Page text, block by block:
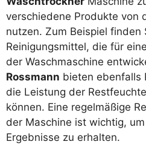
verschiedene Produkte von
nutzen. Zum Beispiel finden
Reinigungsmittel, die für
der Waschmaschine
Rossmann bieten ebenfalls
die Leistung der
können. Eine regelmäßige
der Maschine ist wichtig,
Ergebnisse zu erhalten.